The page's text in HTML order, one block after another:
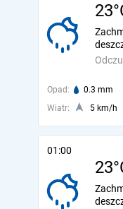
Opad: 0.3 mm
Wiatr:
5 km/h
01:00